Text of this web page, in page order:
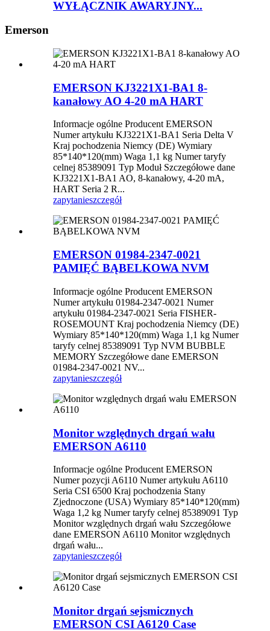
WYŁĄCZNIK AWARYJNY...
Emerson
EMERSON KJ3221X1-BA1 8-
kanałowy AO 4-20 mA HART
Informacje ogólne Producent EMERSON
Numer artykułu KJ3221X1-BA1 Seria Delta V
Kraj pochodzenia Niemcy (DE) Wymiary
85*140*120(mm) Waga 1,1 kg Numer taryfy
celnej 85389091 Typ Moduł Szczegółowe dane
KJ3221X1-BA1 AO, 8-kanałowy, 4-20 mA,
HART Seria 2 R...
zapytanieszczegół
EMERSON 01984-2347-0021
PAMIĘĆ BĄBELKOWA NVM
Informacje ogólne Producent EMERSON
Numer artykułu 01984-2347-0021 Numer
artykułu 01984-2347-0021 Seria FISHER-
ROSEMOUNT Kraj pochodzenia Niemcy (DE)
Wymiary 85*140*120(mm) Waga 1,1 kg Numer
taryfy celnej 85389091 Typ NVM BUBBLE
MEMORY Szczegółowe dane EMERSON
01984-2347-0021 NV...
zapytanieszczegół
Monitor względnych drgań wału
EMERSON A6110
Informacje ogólne Producent EMERSON
Numer pozycji A6110 Numer artykułu A6110
Seria CSI 6500 Kraj pochodzenia Stany
Zjednoczone (USA) Wymiary 85*140*120(mm)
Waga 1,2 kg Numer taryfy celnej 85389091 Typ
Monitor względnych drgań wału Szczegółowe
dane EMERSON A6110 Monitor względnych
drgań wału...
zapytanieszczegół
Monitor drgań sejsmicznych
EMERSON CSI A6120 Case